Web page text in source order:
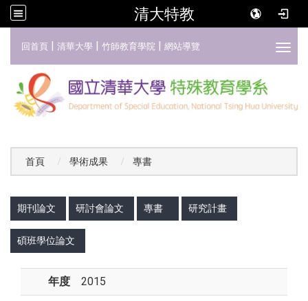
清大特教
回首頁 | 清華大學 | 竹師教育學院 | 網站導覽
首頁 學術成果 專書
期刊論文 研討會論文 專書 研究計畫
碩班學位論文
年度 2015